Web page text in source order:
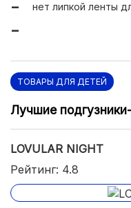
нет липкой ленты
ТОВАРЫ ДЛЯ ДЕТЕЙ
Лучшие
LOVULAR NIGHT
Рейтинг: 4.8